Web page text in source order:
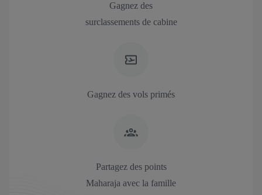
Gagnez des
surclassements de cabine
Gagnez des vols primés
Partagez des points
Maharaja avec la famille